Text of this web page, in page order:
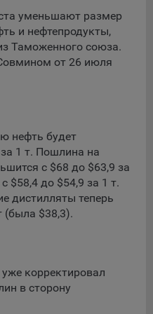
Общества, указанных в
для отражения
Эти файлы
или выбирать те же
того или иного
cookie для
данных.
файлы cookie первой
которые посещает
файлы cookie (задаются
домена наших сайтов).
о действиях
качества сайта и его
обезличенные
уменьшают размер
и нефтепродукты,
Таможенного союза.
от 26 июля
нефть будет
1 т. Пошлина на
с $68 до $63,9 за
$58,4 до $54,9 за 1 т.
дистилляты теперь
(была $38,3).
корректировал
в сторону